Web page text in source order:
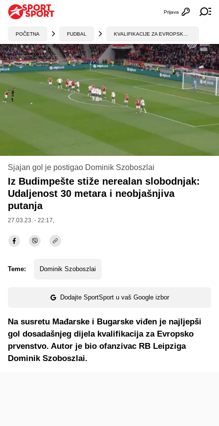
Otvori
Prijava
POČETNA FUDBAL
Sjajan gol je postigao Dominik Szoboszlai
Iz Budimpešte stiže nerealan slobodnjak:
Udaljenost 30 metara i neobjašnjiva
putanja
27.03.23. - 22:17,
Teme: Dominik Szoboszlai
Dodajte SportSport u vaš Google izbor
Na susretu Mađarske i Bugarske viđen je najljepši
gol dosadašnjeg dijela kvalifikacija za Evropsko
prvenstvo. Autor je bio ofanzivac RB Leipziga
Dominik Szoboszlai.